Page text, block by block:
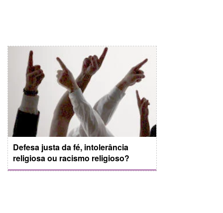
Defesa justa da fé, intolerância
religiosa ou racismo religioso?